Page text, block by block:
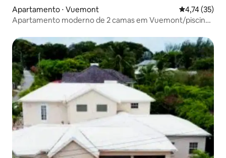
Apartamento ⋅ Vuemont 4,74 de uma
4,74 (35)
Apartamento moderno de 2 camas em Vuemont/piscina